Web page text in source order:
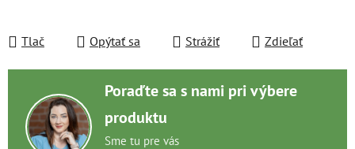
Tlač Opýtať sa Strážiť Zdieľať
Poraďte sa s nami pri výbere
produktu
Sme tu pre vás